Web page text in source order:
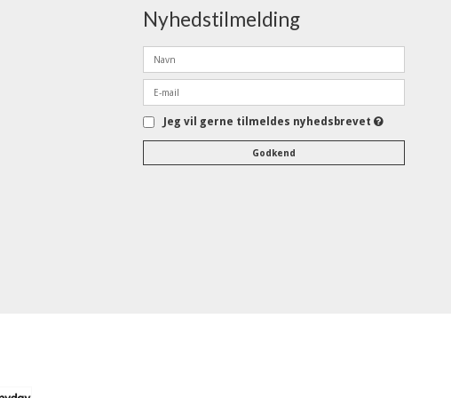
Nyhedstilmelding
Jeg vil gerne tilmeldes nyhedsbrevet
Godkend